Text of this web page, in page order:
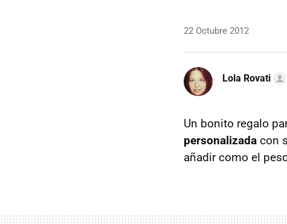
22 Octubre 2012
Lola Rovati
Un bonito regalo
personalizada con
añadir como el